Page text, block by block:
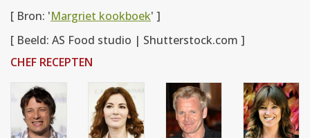
[ Bron: 'Margriet kookboek' ]
[ Beeld: AS Food studio | Shutterstock.com ]
CHEF RECEPTEN